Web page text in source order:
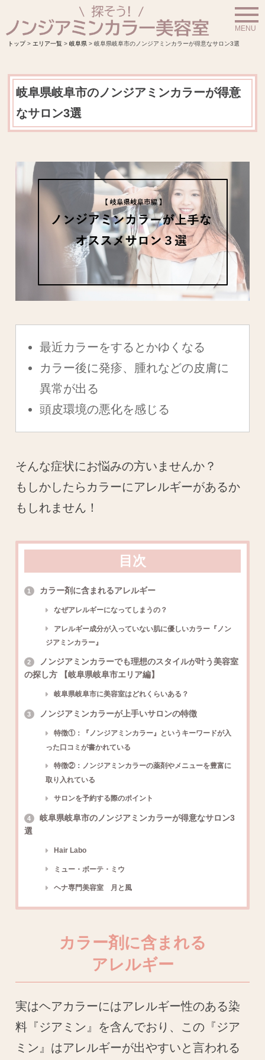
トップ> エリア一覧 >岐阜県 >岐阜県岐阜市のノンジアミンカラーが得意なサロン3選
岐阜県岐阜市のノンジアミンカラーが得意
なサロン3選
最近カラーをするとかゆくなる
カラー後に発疹、腫れなどの皮膚に
異常が出る
頭皮環境の悪化を感じる
そんな症状にお悩みの方いませんか？
もしかしたらカラーにアレルギーがあるか
もしれません！
目次
1 カラー剤に含まれるアレルギー
なぜアレルギーになってしまうの？
アレルギー成分が入っていない肌に優しいカラー『ノン
ジアミンカラー』
2
ノンジアミンカラーでも理想のスタイルが叶う美容室
の探し方 【岐阜県岐阜市エリア編】
岐阜県岐阜市に美容室はどれくらいある？
3 ノンジアミンカラーが上手いサロンの特徴
特徴①：『ノンジアミンカラー』というキーワードが入
った口コミが書かれている
特徴②：ノンジアミンカラーの薬剤やメニューを豊富に
取り入れている
サロンを予約する際のポイント
4
岐阜県岐阜市のノンジアミンカラーが得意なサロン3
選
Hair Labo
ミュー・ボーテ・ミウ
ヘナ専門美容室 月と風
カラー剤に含まれる
アレルギー
実はヘアカラーにはアレルギー性のある染
料『ジアミン』を含んでおり、この『ジア
ミン』はアレルギーが出やすいと言われる